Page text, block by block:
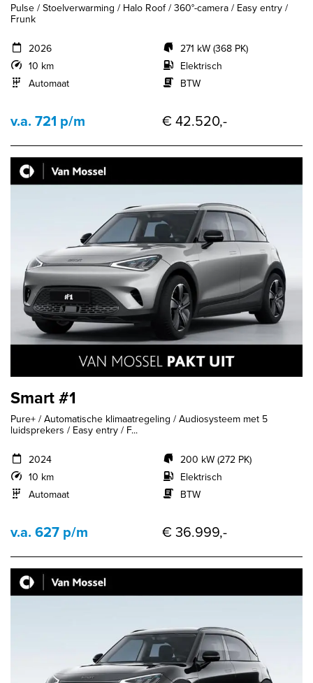
Pulse / Stoelverwarming / Halo Roof / 360°-camera / Easy entry /
Frunk
2026
10 km
Automaat
271 kW (368 PK)
Elektrisch
BTW
v.a. 721 p/m € 42.520,-
Smart #1
Pure+ / Automatische klimaatregeling / Audiosysteem met 5
luidsprekers / Easy entry / F...
2024
10 km
Automaat
200 kW (272 PK)
Elektrisch
BTW
v.a. 627 p/m € 36.999,-